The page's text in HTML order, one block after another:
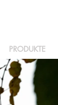
PRODUKTE